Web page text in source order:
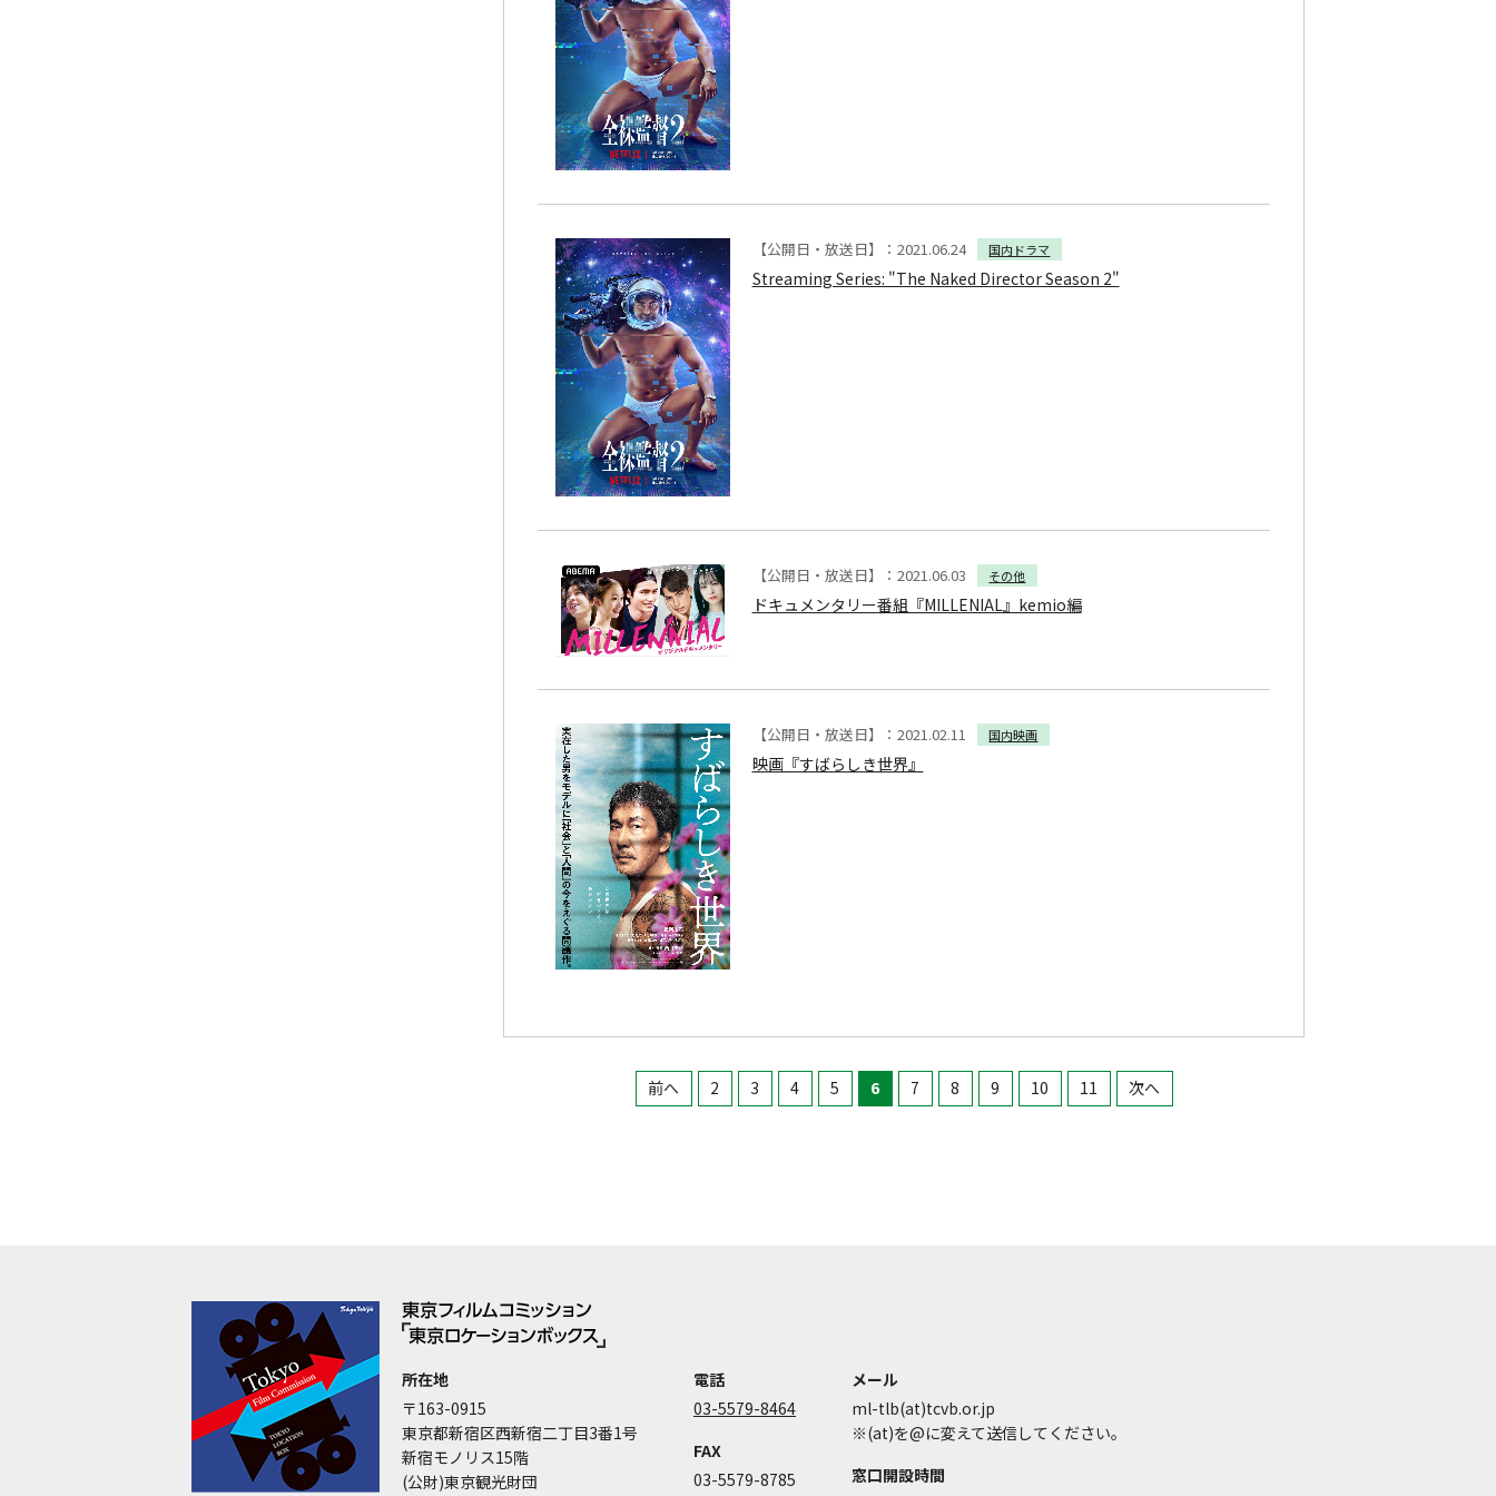
【公開日・放送日】：2021.06.24 国内ドラマ
Streaming Series: "The Naked Director Season 2"
【公開日・放送日】：2021.06.03 その他
ドキュメンタリー番組『MILLENIAL』kemio編
【公開日・放送日】：2021.02.11 国内映画
映画『すばらしき世界』
前へ 2 3 4 5 6 7 8 9 10 11 次へ
所在地
〒163-0915
東京都新宿区西新宿二丁目3番1号
新宿モノリス15階
(公財)東京観光財団
電話
03-5579-8464
FAX
03-5579-8785
メール
ml-tlb(at)tcvb.or.jp
※(at)を@に変えて送信してください。
窓口開設時間